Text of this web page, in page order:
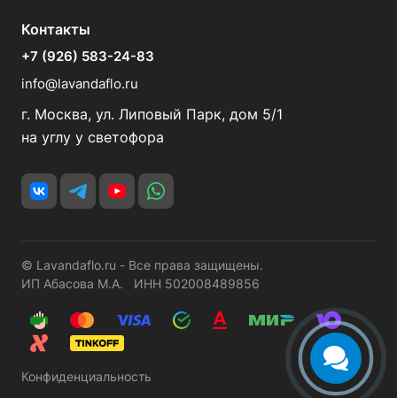
Контакты
+7 (926) 583-24-83
info@lavandaflo.ru
г. Москва, ул. Липовый Парк, дом 5/1
на углу у светофора
© Lavandaflo.ru - Все права защищены.
ИП Абасова М.А. ИНН 502008489856
Конфиденциальность